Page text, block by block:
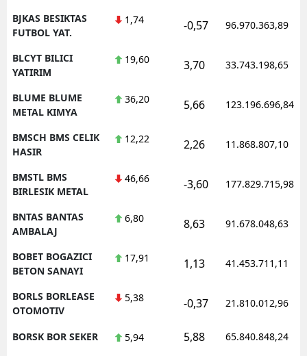
BJKAS BESIKTAS
FUTBOL YAT.
1,74 -0,57 96.970.363,89
BLCYT BILICI
YATIRIM
19,60 3,70 33.743.198,65
BLUME BLUME
METAL KIMYA
36,20 5,66 123.196.696,84
BMSCH BMS CELIK
HASIR
12,22 2,26 11.868.807,10
BMSTL BMS
BIRLESIK METAL
46,66 -3,60 177.829.715,98
BNTAS BANTAS
AMBALAJ
6,80 8,63 91.678.048,63
BOBET BOGAZICI
BETON SANAYI
17,91 1,13 41.453.711,11
BORLS BORLEASE
OTOMOTIV
5,38 -0,37 21.810.012,96
BORSK BOR SEKER 5,94 5,88 65.840.848,24